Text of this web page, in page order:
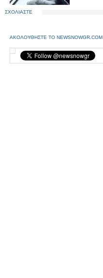
ΣΧΟΛΙΑΣΤΕ
ΑΚΟΛΟΥΘΗΣΤΕ ΤΟ NEWSNOWGR.COM